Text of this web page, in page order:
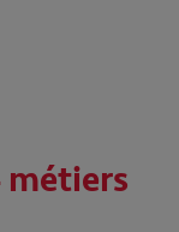
métiers